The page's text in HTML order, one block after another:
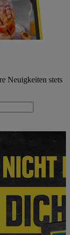
Neuigkeiten stets